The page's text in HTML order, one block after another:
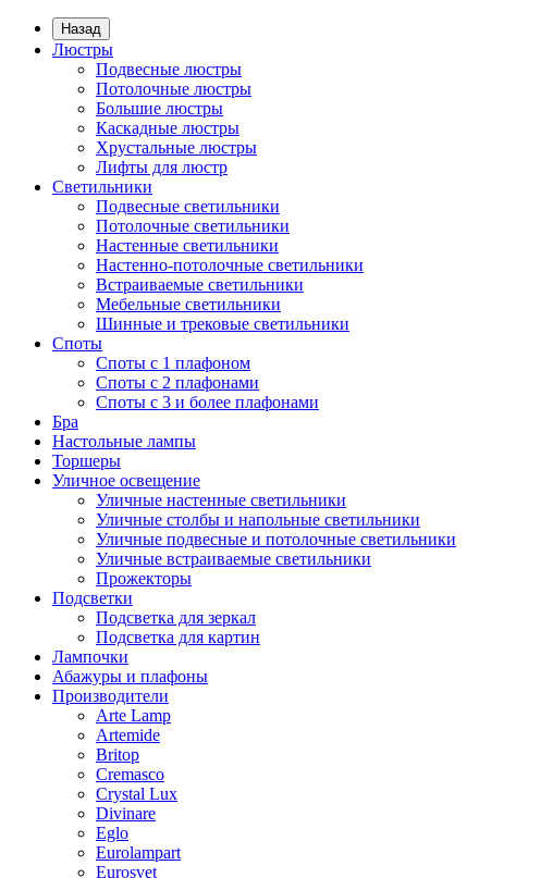
Назад
Люстры
Подвесные люстры
Потолочные люстры
Большие люстры
Каскадные люстры
Хрустальные люстры
Лифты для люстр
Светильники
Подвесные светильники
Потолочные светильники
Настенные светильники
Настенно-потолочные светильники
Встраиваемые светильники
Мебельные светильники
Шинные и трековые светильники
Споты
Споты с 1 плафоном
Споты с 2 плафонами
Споты с 3 и более плафонами
Бра
Настольные лампы
Торшеры
Уличное освещение
Уличные настенные светильники
Уличные столбы и напольные светильники
Уличные подвесные и потолочные светильники
Уличные встраиваемые светильники
Прожекторы
Подсветки
Подсветка для зеркал
Подсветка для картин
Лампочки
Абажуры и плафоны
Производители
Arte Lamp
Artemide
Britop
Cremasco
Crystal Lux
Divinare
Eglo
Eurolampart
Eurosvet